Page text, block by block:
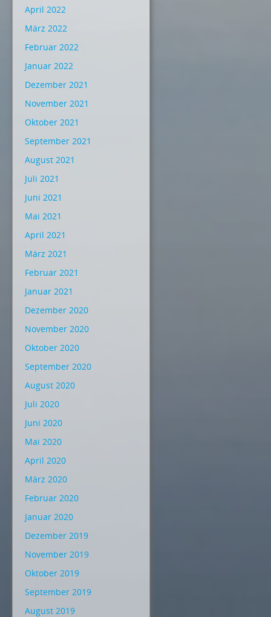
April 2022
März 2022
Februar 2022
Januar 2022
Dezember 2021
November 2021
Oktober 2021
September 2021
August 2021
Juli 2021
Juni 2021
Mai 2021
April 2021
März 2021
Februar 2021
Januar 2021
Dezember 2020
November 2020
Oktober 2020
September 2020
August 2020
Juli 2020
Juni 2020
Mai 2020
April 2020
März 2020
Februar 2020
Januar 2020
Dezember 2019
November 2019
Oktober 2019
September 2019
August 2019